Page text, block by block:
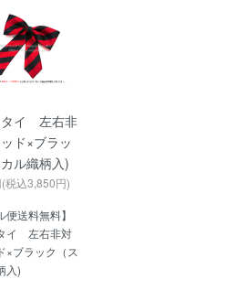
タイ 左右非
ド×ブラッ
ル織柄入)
税込3,850円)
便送料無料】
イ 左右非対
×ブラック（ス
入)